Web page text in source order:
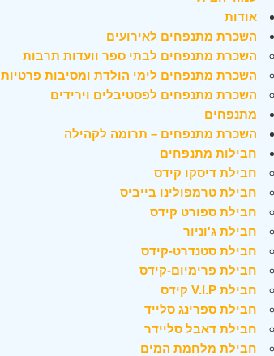
אודות
השכרת מתנפחים לאירועים
השכרת מתנפחים לבתי ספר וועדות תרבות
השכרת מתנפחים לימי הולדת ומסיבות פרטיות
השכרת מתנפחים לפסטיבלים וירידים
מתנפחים
השכרת מתנפחים – תרומה לקהילה
חבילות מתנפחים
חבילת דיסקו קידס
חבילת טרמפולינו בייביס
חבילת ספורט קידס
חבילת ג'וניור
חבילת סטנדרט-קידס
חבילת פרימיום-קידס
חבילת V.I.P קידס
חבילת ספרינג סלייד
חבילת דאבל סליידר
חבילת מלחמת המים